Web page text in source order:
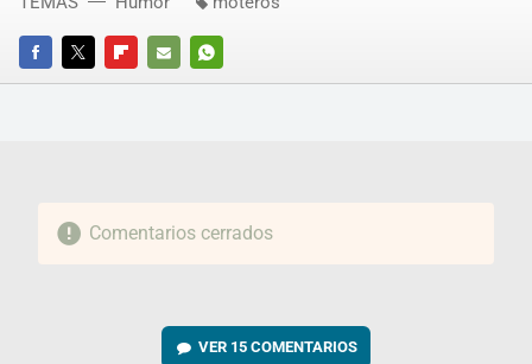
FACEBOOKTWITTERFLIPBOARD
E-
WHATSAPP
Comentarios cerrados
VER 15 COMENTARIOS